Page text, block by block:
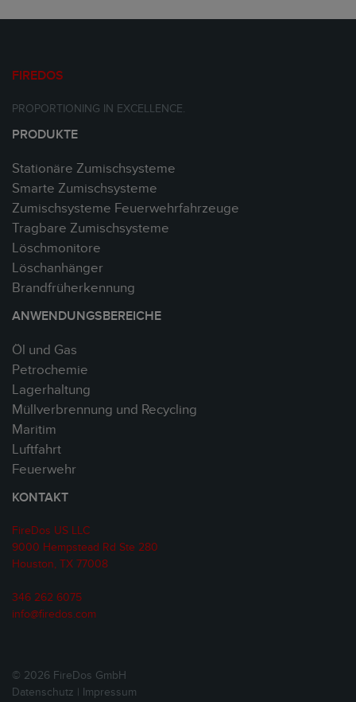
FIREDOS
PROPORTIONING IN EXCELLENCE.
PRODUKTE
Stationäre Zumischsysteme
Smarte Zumischsysteme
Zumischsysteme Feuerwehrfahrzeuge
Tragbare Zumischsysteme
Löschmonitore
Löschanhänger
Brandfrüherkennung
ANWENDUNGSBEREICHE
Öl und Gas
Petrochemie
Lagerhaltung
Müllverbrennung und Recycling
Maritim
Luftfahrt
Feuerwehr
KONTAKT
FireDos US LLC
9000 Hempstead Rd Ste 280
Houston, TX 77008
346 262 6075
info@firedos.com
© 2026 FireDos GmbH
Datenschutz | Impressum